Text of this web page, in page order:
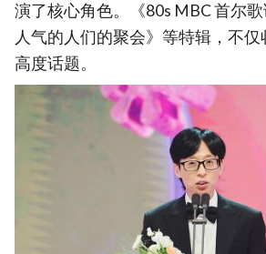
演了核心角色。《80s MBC 首尔
人气的人们的聚会》等特辑，不
高度话题。